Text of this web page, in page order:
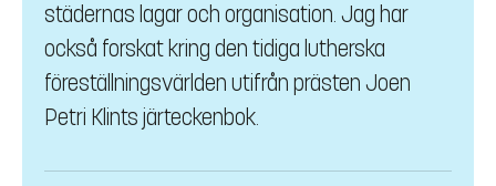
städernas lagar och organisation. Jag har
också forskat kring den tidiga lutherska
föreställningsvärlden utifrån prästen Joen
Petri Klints järteckenbok.